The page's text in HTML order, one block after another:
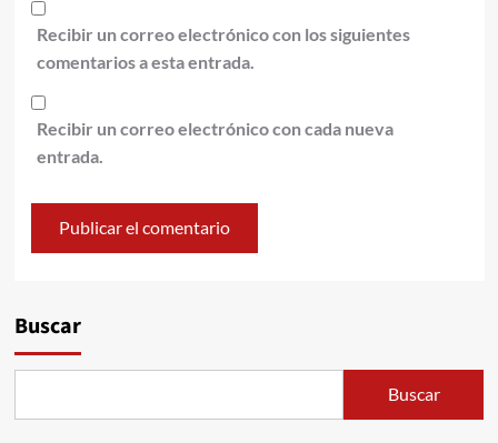
Recibir un correo electrónico con los siguientes
comentarios a esta entrada.
Recibir un correo electrónico con cada nueva
entrada.
Buscar
Buscar